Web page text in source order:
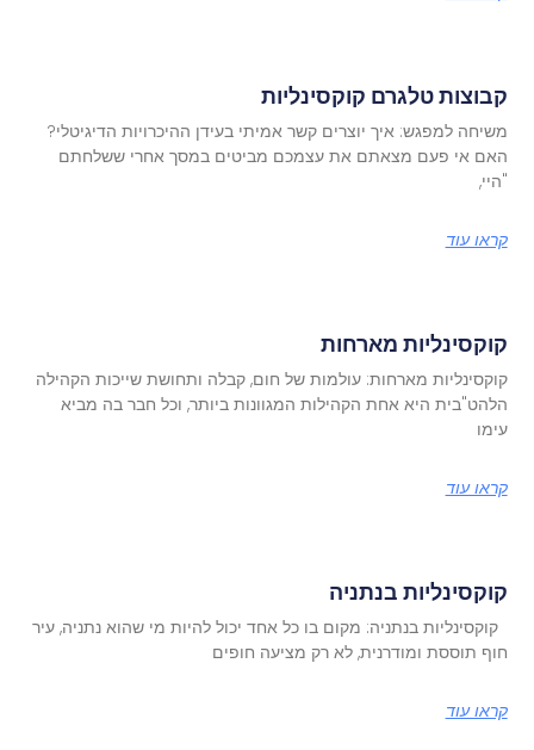
קבוצות טלגרם קוקסינליות
משיחה למפגש: איך יוצרים קשר אמיתי בעידן ההיכרויות הדיגיטלי?
האם אי פעם מצאתם את עצמכם מביטים במסך אחרי ששלחתם
"היי,
קראו עוד
קוקסינליות מארחות
קוקסינליות מארחות: עולמות של חום, קבלה ותחושת שייכות הקהילה
הלהט"בית היא אחת הקהילות המגוונות ביותר, וכל חבר בה מביא
עימו
קראו עוד
קוקסינליות בנתניה
קוקסינליות בנתניה: מקום בו כל אחד יכול להיות מי שהוא נתניה, עיר
חוף תוססת ומודרנית, לא רק מציעה חופים
קראו עוד